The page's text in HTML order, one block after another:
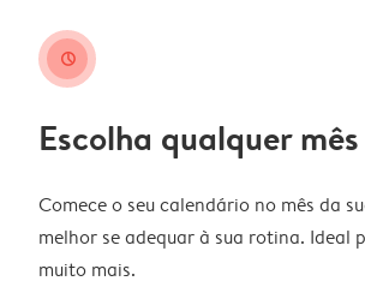
clock
Escolha qualquer
Comece o seu calendário no mês da
melhor se adequar à sua rotina.
muito mais.